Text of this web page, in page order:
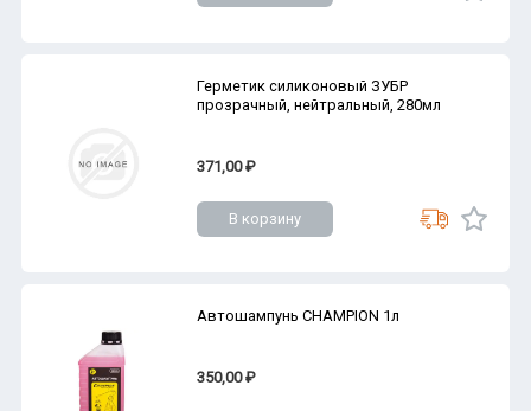
Герметик силиконовый ЗУБР
прозрачный, нейтральный, 280мл
371,00 ₽
В корзину
Автошампунь CHAMPION 1л
350,00 ₽